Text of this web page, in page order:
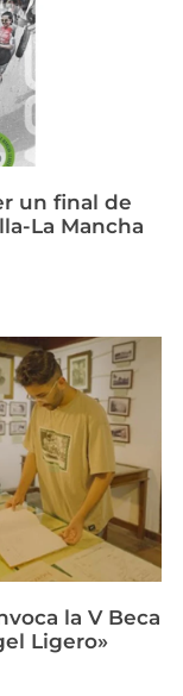
un final de
La Mancha
la V Beca
Ligero»